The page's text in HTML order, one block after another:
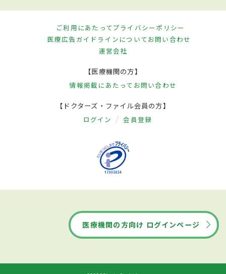
ご利用にあたってプライバシーポリシー
医療広告ガイドラインについてお問い合わせ
運営会社
【医療機関の方】
情報掲載にあたって お問い合わせ
【ドクターズ・ファイル会員の方】
ログイン 会員登録
医療機関の方向け ログインページ